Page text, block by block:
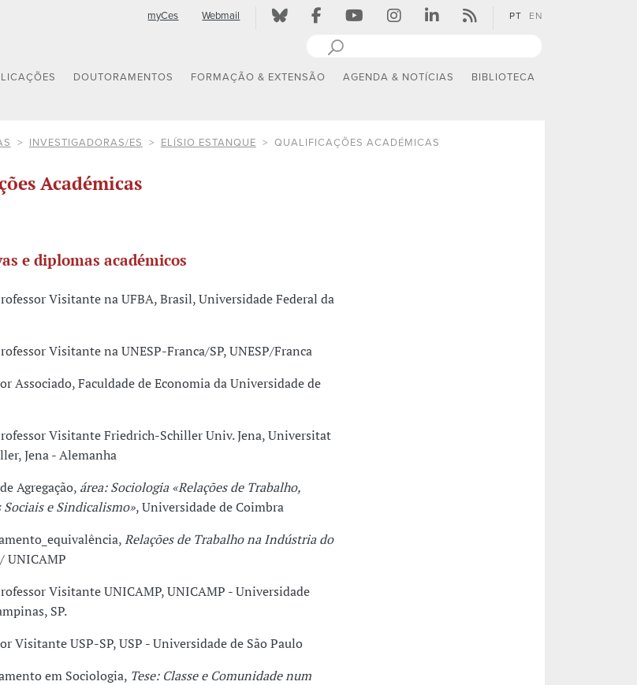
myCes Webmail PT EN
DOUTORAMENTOS FORMAÇÃO & EXTENSÃO AGENDA & NOTÍCIAS BIBLIOTECA
INVESTIGADORAS/ES ELÍSIO ESTANQUE QUALIFICAÇÕES ACADÉMICAS
Académicas
e diplomas académicos
Visitante na UFBA, Brasil, Universidade Federal da
Visitante na UNESP-Franca/SP, UNESP/Franca
Associado, Faculdade de Economia da Universidade de
Visitante Friedrich-Schiller Univ. Jena, Universitat
Jena - Alemanha
Agregação, área: Sociologia «Relações de Trabalho,
Sociais e Sindicalismo», Universidade de Coimbra
Relações de Trabalho na Indústria do
UNICAMP
Visitante UNICAMP, UNICAMP - Universidade
SP.
Visitante USP-SP, USP - Universidade de São Paulo
em Sociologia, Tese: Classe e Comunidade num